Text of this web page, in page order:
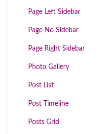
Page Left Sidebar
Page No Sidebar
Page Right Sidebar
Photo Gallery
Post List
Post Timeline
Posts Grid